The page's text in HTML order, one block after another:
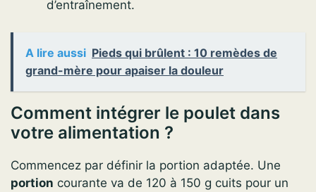
d’entraînement.
A lire aussi Pieds qui brûlent : 10 remèdes de
grand-mère pour apaiser la douleur
Comment intégrer le poulet dans
votre alimentation ?
Commencez par définir la portion adaptée. Une
portion courante va de 120 à 150 g cuits pour un